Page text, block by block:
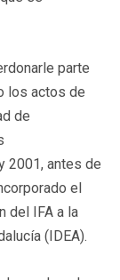
parte
los actos de
de
2001, antes de
el
del IFA a la
(IDEA).